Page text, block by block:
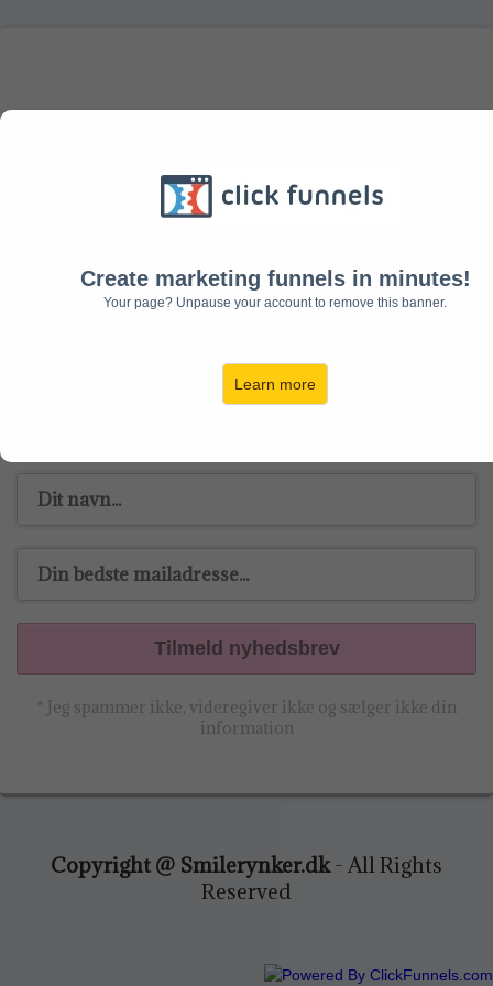
Create marketing funnels in minutes!
Your page? Unpause your account to remove this banner.
Learn more
Tilmeld nyhedsbrev
* Jeg spammer ikke, videregiver ikke og sælger ikke din
information
Copyright @ Smilerynker.dk- All Rights
Reserved